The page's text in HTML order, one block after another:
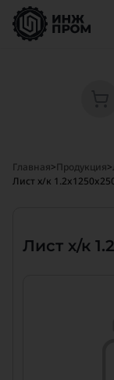
Главная>Продукция>
Лист х/к
Лист х/к